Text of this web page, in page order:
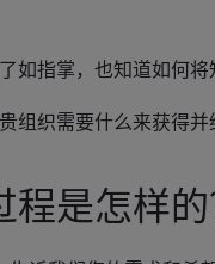
如指掌，也知道如何将
组织需要什么来获得
程是怎样的